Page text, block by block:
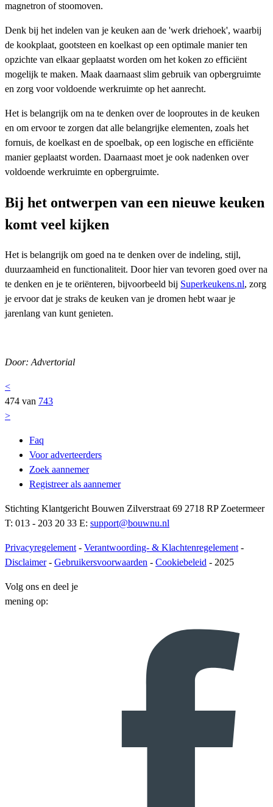
magnetron of stoomoven.
Denk bij het indelen van je keuken aan de 'werk driehoek', waarbij
de kookplaat, gootsteen en koelkast op een optimale manier ten
opzichte van elkaar geplaatst worden om het koken zo efficiënt
mogelijk te maken. Maak daarnaast slim gebruik van opbergruimte
en zorg voor voldoende werkruimte op het aanrecht.
Het is belangrijk om na te denken over de looproutes in de keuken
en om ervoor te zorgen dat alle belangrijke elementen, zoals het
fornuis, de koelkast en de spoelbak, op een logische en efficiënte
manier geplaatst worden. Daarnaast moet je ook nadenken over
voldoende werkruimte en opbergruimte.
Bij het ontwerpen van een nieuwe keuken
komt veel kijken
Het is belangrijk om goed na te denken over de indeling, stijl,
duurzaamheid en functionaliteit. Door hier van tevoren goed over na
te denken en je te oriënteren, bijvoorbeeld bij Superkeukens.nl, zorg
je ervoor dat je straks de keuken van je dromen hebt waar je
jarenlang van kunt genieten.
Door: Advertorial
<
474 van 743
>
Faq
Voor adverteerders
Zoek aannemer
Registreer als aannemer
Stichting Klantgericht Bouwen Zilverstraat 69 2718 RP Zoetermeer
T: 013 - 203 20 33 E: support@bouwnu.nl
Privacyregelement - Verantwoording- & Klachtenregelement -
Disclaimer- Gebruikersvoorwaarden - Cookiebeleid - 2025
Volg ons en deel je
mening op: